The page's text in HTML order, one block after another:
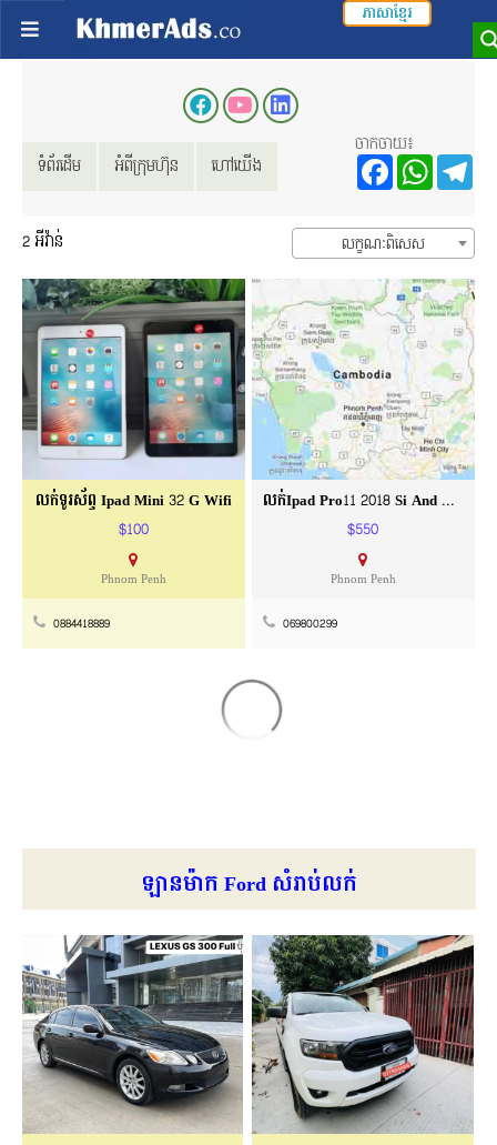
ភាសាខ្មែរ
ទំព័រដើម អំពីក្រុមហ៊ុន ហៅយើង
ចាកចាយ៖
លក្ខណៈពិសេស
2អីវ៉ាន់
លក់ទូរស័ព្ទ Ipad Mini 32 G Wifi
$100
Phnom Penh
0884418889
លក់Ipad Pro11 2018 Si And Wifiwifi
$550
Phnom Penh
069800299
ឡានម៉ាក Ford សំរាប់លក់